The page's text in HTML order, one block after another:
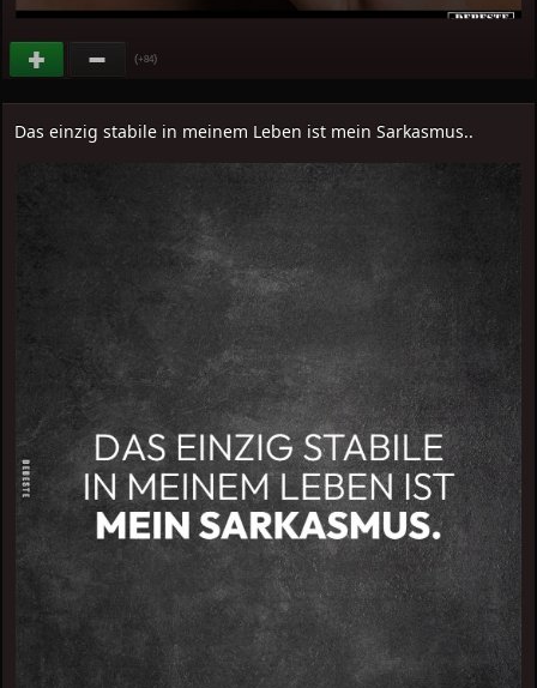
(+84)
Das einzig stabile in meinem Leben ist mein Sarkasmus..